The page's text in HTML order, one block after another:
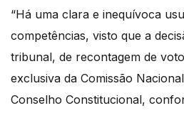
“Há uma clara e inequívoca
competências, visto que a
tribunal, de recontagem de
exclusiva da Comissão
Conselho Constitucional,